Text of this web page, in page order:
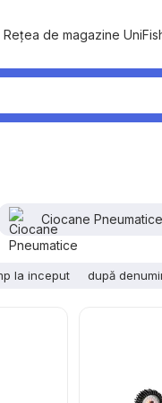
Rețea de magazine
Ciocane Pneumatice
la inceput după